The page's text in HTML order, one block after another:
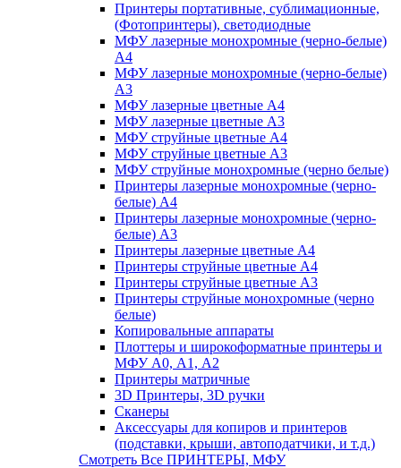
Принтеры портативные, сублимационные,
(Фотопринтеры), светодиодные
МФУ лазерные монохромные (черно-белые)
A4
МФУ лазерные монохромные (черно-белые)
A3
МФУ лазерные цветные A4
МФУ лазерные цветные A3
МФУ струйные цветные A4
МФУ струйные цветные A3
МФУ струйные монохромные (черно белые)
Принтеры лазерные монохромные (черно-
белые) A4
Принтеры лазерные монохромные (черно-
белые) A3
Принтеры лазерные цветные A4
Принтеры струйные цветные A4
Принтеры струйные цветные A3
Принтеры струйные монохромные (черно
белые)
Копировальные аппараты
Плоттеры и широкоформатные принтеры и
МФУ А0, А1, А2
Принтеры матричные
3D Принтеры, 3D ручки
Сканеры
Аксессуары для копиров и принтеров
(подставки, крыши, автоподатчики, и т.д.)
Смотреть Все ПРИНТЕРЫ, МФУ